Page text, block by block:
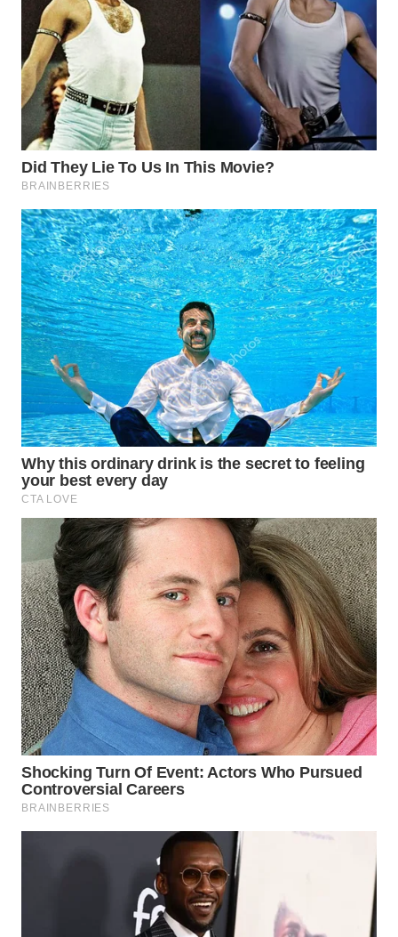
WN
TAPANULI
TENGAH
WN DELI
SERDANG
WN
TEBING
WN
PAKPAK
WN
KARAWANG
WN
BEKASI
WN
BOGOR
DEPOK
WN
TAPANULI
UTARA
WN
SAMOSIR
WN
PADANG
LAWAS
WN
SUMEDANG